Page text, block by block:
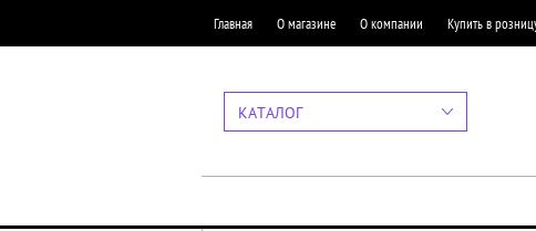
Главная О магазине О компании Купить в
КАТАЛОГ